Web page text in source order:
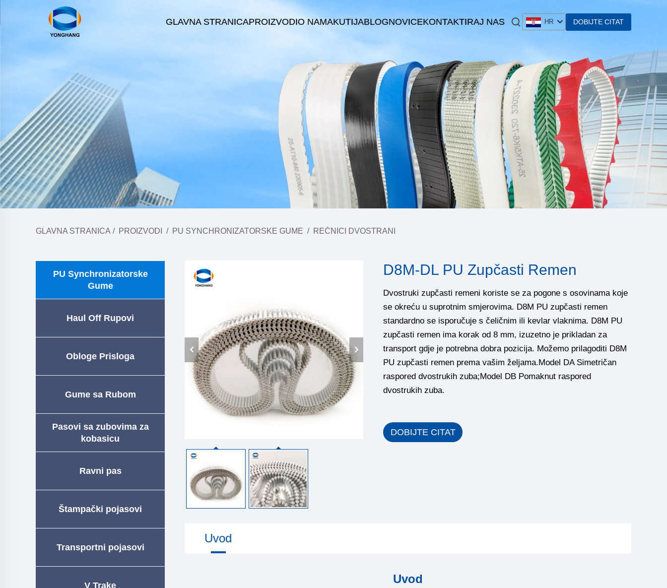
GLAVNA STRANICAPROIZVODIO NAMAKUTIJABLOGNOVICEKONTAKTIRAJ NAS HR DOBIJTE CITAT
GLAVNA STRANICA / PROIZVODI / PU SYNCHRONIZATORSKE GUME / REČNICI DVOSTRANI
PU Synchronizatorske
Gume
Haul Off Rupovi
Obloge Prisloga
Gume sa Rubom
Pasovi sa zubovima za
kobasicu
Ravni pas
Štampački pojasovi
Transportni pojasovi
V Trake
D8M-DL PU Zupčasti Remen
Dvostruki zupčasti remeni koriste se za pogone s osovinama koje
se okreću u suprotnim smjerovima. D8M PU zupčasti remen
standardno se isporučuje s čeličnim ili kevlar vlaknima. D8M PU
zupčasti remen ima korak od 8 mm, izuzetno je prikladan za
transport gdje je potrebna dobra pozicija. Možemo prilagoditi D8M
PU zupčasti remen prema vašim željama.Model DA Simetričan
raspored dvostrukih zuba;Model DB Pomaknut raspored
dvostrukih zuba.
DOBIJTE CITAT
Uvod
Uvod